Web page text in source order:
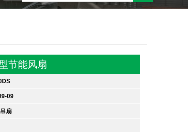
节能风扇
09
扇